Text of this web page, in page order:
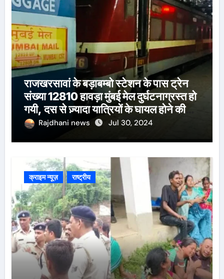
राजखरसावां के बड़ाबम्बो स्टेशन के पास ट्रेन
संख्या 12810 हावड़ा मुंबई मेल दुर्घटनाग्रस्त हो
गयी, दस से ज़्यादा यात्रियों के घायल होने की
खबर।सरायकेला के वरीय पदाधिकारी
Rajdhani news Jul 30, 2024
क्राइम न्यूज़ राष्ट्रीय